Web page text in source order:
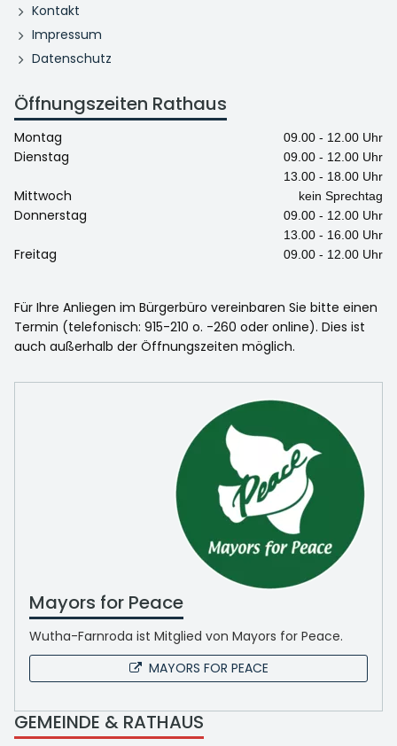
Kontakt
Impressum
Datenschutz
Öffnungszeiten Rathaus
Montag 09.00 - 12.00 Uhr
Dienstag
09.00 - 12.00 Uhr
13.00 - 18.00 Uhr
Mittwoch kein Sprechtag
Donnerstag
09.00 - 12.00 Uhr
13.00 - 16.00 Uhr
Freitag 09.00 - 12.00 Uhr
Für Ihre Anliegen im Bürgerbüro vereinbaren Sie bitte einen
Termin (telefonisch: 915-210 o. -260 oder online). Dies ist
auch außerhalb der Öffnungszeiten möglich.
Mayors for Peace
Wutha-Farnroda ist Mitglied von Mayors for Peace.
MAYORS FOR PEACE
GEMEINDE & RATHAUS